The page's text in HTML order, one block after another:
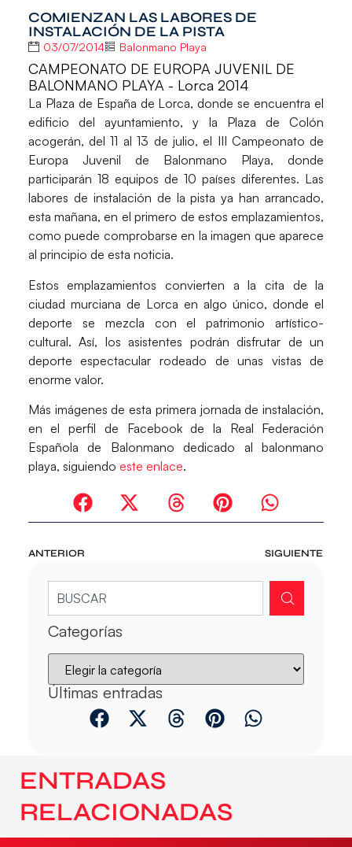
COMIENZAN LAS LABORES DE
INSTALACIÓN DE LA PISTA
03/07/2014 Balonmano Playa
CAMPEONATO DE EUROPA JUVENIL DE
BALONMANO PLAYA - Lorca 2014
La Plaza de España de Lorca, donde se encuentra el
edificio del ayuntamiento, y la Plaza de Colón
acogerán, del 11 al 13 de julio, el III Campeonato de
Europa Juvenil de Balonmano Playa, donde
participarán 18 equipos de 10 países diferentes. Las
labores de instalación de la pista ya han arrancado,
esta mañana, en el primero de estos emplazamientos,
como puede comprobarse en la imagen que aparece
al principio de esta noticia.
Estos emplazamientos convierten a la cita de la
ciudad murciana de Lorca en algo único, donde el
deporte se mezcla con el patrimonio artístico-
cultural. Así, los asistentes podrán disfrutar de un
deporte espectacular rodeado de unas vistas de
enorme valor.
Más imágenes de esta primera jornada de instalación,
en el perfil de Facebook de la Real Federación
Española de Balonmano dedicado al balonmano
playa, siguiendo este enlace.
ANTERIOR SIGUIENTE
Categorías
Últimas entradas
ENTRADAS
RELACIONADAS